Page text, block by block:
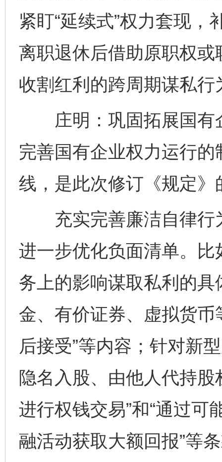
紧盯“延续式”权力套现
离职退休后借助原职权
收割红利的跨周期谋私行
庄明：巩固拓展国有
完善国有企业权力运行
线，是此次修订《规定》
充实完善廉洁自律行
进一步优化负面清单。
务上的影响谋取私利的具
金、有价证券、虚拟货币
后接受”等内容；针对新
隐名入股、由他人代持
进行权钱交易”和“通过可
融活动获取大额回报”等